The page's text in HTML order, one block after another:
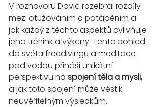
V rozhovoru David rozebral rozdíly
mezi otužováním a potápěním a
jak každý z těchto aspektů ovlivňuje
jeho trénink a výkony. Tento pohled
do světa freedivingu a meditace
pod vodou přináší unikátní
perspektivu na spojení těla a mysli,
a jak toto spojení může vést k
neuvěřitelným výsledkům.